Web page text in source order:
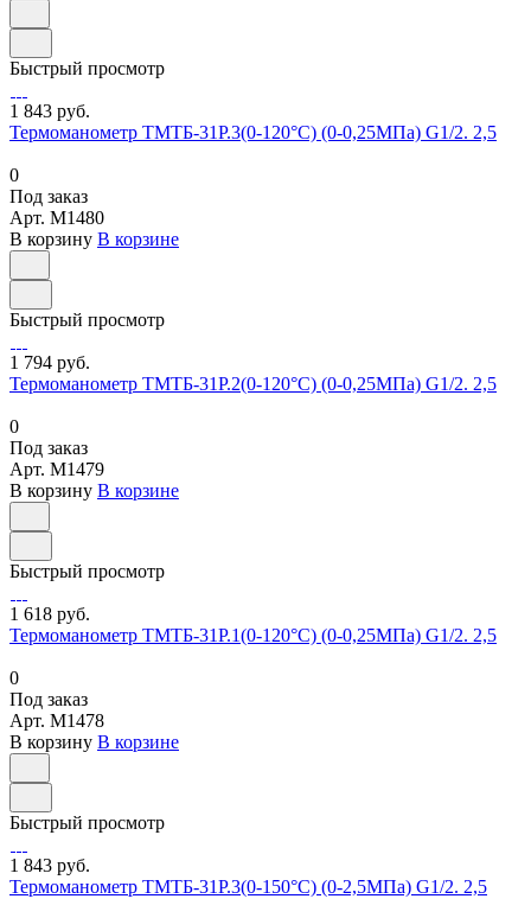
Быстрый просмотр
1 843 руб.
Термоманометр ТМТБ-31Р.3(0-120°С) (0-0,25МПа) G1/2. 2,5
0
Под заказ
Арт. M1480
В корзину В корзине
Быстрый просмотр
1 794 руб.
Термоманометр ТМТБ-31Р.2(0-120°С) (0-0,25МПа) G1/2. 2,5
0
Под заказ
Арт. M1479
В корзину В корзине
Быстрый просмотр
1 618 руб.
Термоманометр ТМТБ-31Р.1(0-120°С) (0-0,25МПа) G1/2. 2,5
0
Под заказ
Арт. M1478
В корзину В корзине
Быстрый просмотр
1 843 руб.
Термоманометр ТМТБ-31Р.3(0-150°С) (0-2,5МПа) G1/2. 2,5